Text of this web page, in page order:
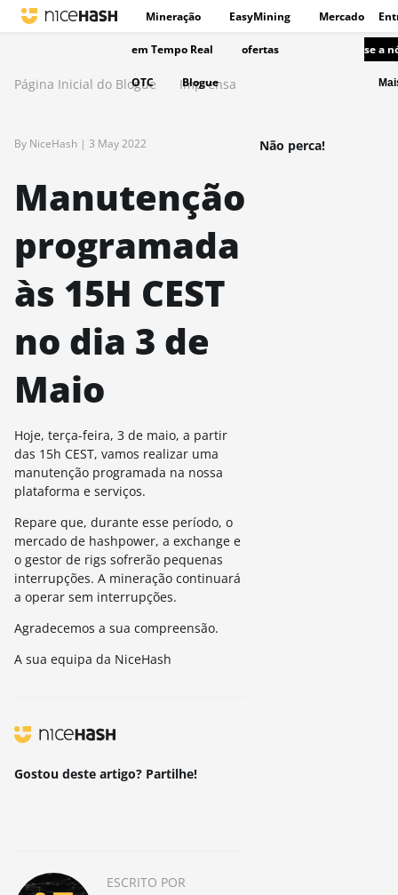
Mineração EasyMining Mercado
em Tempo Real ofertas
OTC Blogue
se a
Página Inicial do Blogue Imprensa
By NiceHash | 3 May 2022
Manutenção
programada
às 15H CEST
no dia 3 de
Maio
Hoje, terça-feira, 3 de maio, a partir
das 15h CEST, vamos realizar uma
manutenção programada na nossa
plataforma e serviços.
Repare que, durante esse período, o
mercado de hashpower, a exchange e
o gestor de rigs sofrerão pequenas
interrupções. A mineração continuará
a operar sem interrupções.
Agradecemos a sua compreensão.
A sua equipa da NiceHash
Gostou deste artigo? Partilhe!
ESCRITO POR
Não perca!